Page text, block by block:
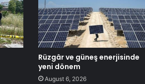
Rüzgâr ve güneş enerjisinde
yeni dönem
August 6, 2026